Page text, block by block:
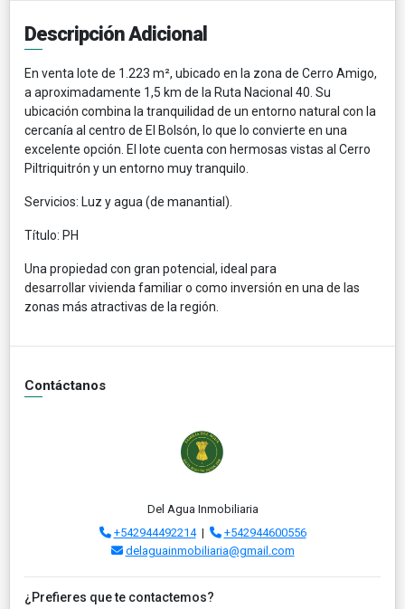
Descripción Adicional
En venta lote de 1.223 m², ubicado en la zona de Cerro Amigo,
a aproximadamente 1,5 km de la Ruta Nacional 40. Su
ubicación combina la tranquilidad de un entorno natural con la
cercanía al centro de El Bolsón, lo que lo convierte en una
excelente opción. El lote cuenta con hermosas vistas al Cerro
Piltriquitrón y un entorno muy tranquilo.
Servicios: Luz y agua (de manantial).
Título: PH
Una propiedad con gran potencial, ideal para
desarrollar vivienda familiar o como inversión en una de las
zonas más atractivas de la región.
Contáctanos
Del Agua Inmobiliaria
+542944492214|
+542944600556
delaguainmobiliaria@gmail.com
¿Prefieres que te contactemos?